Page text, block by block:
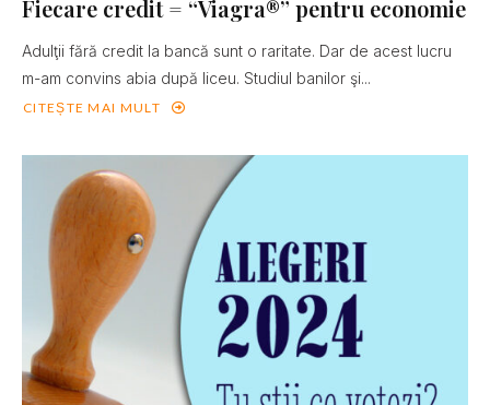
Fiecare credit = “Viagra®” pentru economie
Adulţii fără credit la bancă sunt o raritate. Dar de acest lucru
m-am convins abia după liceu. Studiul banilor şi...
CITEȘTE MAI MULT